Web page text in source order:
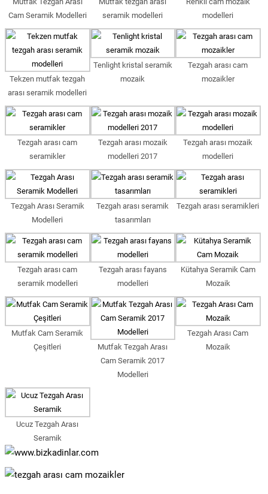
Cam Seramik Modelleri
seramik modelleri
modelleri
Tekzen mutfak tezgah
arası seramik modelleri
Tenlight kristal seramik
mozaik
Tezgah arası cam
mozaikler
Tezgah arası cam
seramikler
Tezgah arası mozaik
modelleri 2017
Tezgah arası mozaik
modelleri
Tezgah Arası Seramik
Modelleri
Tezgah arası seramik
tasarımları
Tezgah arası seramikleri
Tezgah arası cam
seramik modelleri
Tezgah arası fayans
modelleri
Kütahya Seramik Cam
Mozaik
Mutfak Cam Seramik
Çeşitleri
Mutfak Tezgah Arası
Cam Seramik 2017
Modelleri
Tezgah Arası Cam
Mozaik
Ucuz Tezgah Arası
Seramik